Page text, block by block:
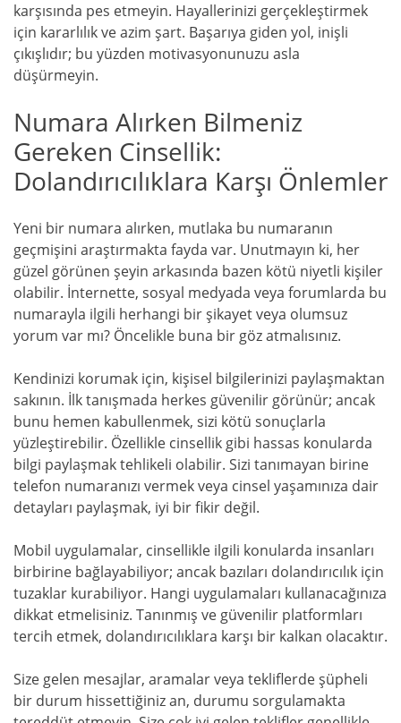
karşısında pes etmeyin. Hayallerinizi gerçekleştirmek
için kararlılık ve azim şart. Başarıya giden yol, inişli
çıkışlıdır; bu yüzden motivasyonunuzu asla
düşürmeyin.
Numara Alırken Bilmeniz
Gereken Cinsellik:
Dolandırıcılıklara Karşı Önlemler
Yeni bir numara alırken, mutlaka bu numaranın
geçmişini araştırmakta fayda var. Unutmayın ki, her
güzel görünen şeyin arkasında bazen kötü niyetli kişiler
olabilir. İnternette, sosyal medyada veya forumlarda bu
numarayla ilgili herhangi bir şikayet veya olumsuz
yorum var mı? Öncelikle buna bir göz atmalısınız.
Kendinizi korumak için, kişisel bilgilerinizi paylaşmaktan
sakının. İlk tanışmada herkes güvenilir görünür; ancak
bunu hemen kabullenmek, sizi kötü sonuçlarla
yüzleştirebilir. Özellikle cinsellik gibi hassas konularda
bilgi paylaşmak tehlikeli olabilir. Sizi tanımayan birine
telefon numaranızı vermek veya cinsel yaşamınıza dair
detayları paylaşmak, iyi bir fikir değil.
Mobil uygulamalar, cinsellikle ilgili konularda insanları
birbirine bağlayabiliyor; ancak bazıları dolandırıcılık için
tuzaklar kurabiliyor. Hangi uygulamaları kullanacağınıza
dikkat etmelisiniz. Tanınmış ve güvenilir platformları
tercih etmek, dolandırıcılıklara karşı bir kalkan olacaktır.
Size gelen mesajlar, aramalar veya tekliflerde şüpheli
bir durum hissettiğiniz an, durumu sorgulamakta